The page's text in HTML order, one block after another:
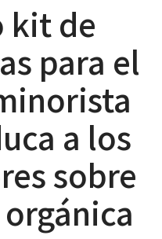
kit de
para el
a los
sobre